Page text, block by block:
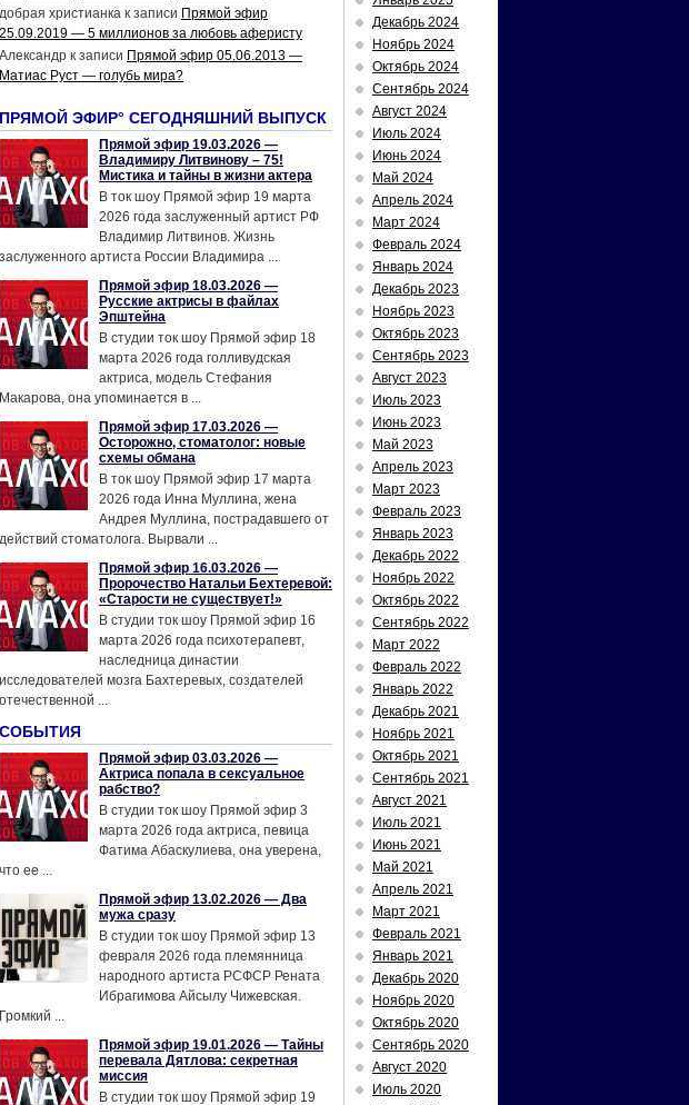
добрая христианка к записи Прямой эфир
25.09.2019 — 5 миллионов за любовь аферисту
Александр к записи Прямой эфир 05.06.2013 —
Матиас Руст — голубь мира?
ПРЯМОЙ ЭФИР° СЕГОДНЯШНИЙ ВЫПУСК
Прямой эфир 19.03.2026 —
Владимиру Литвинову – 75!
Мистика и тайны в жизни актера
В ток шоу Прямой эфир 19 марта
2026 года заслуженный артист РФ
Владимир Литвинов. Жизнь
заслуженного артиста России Владимира ...
Прямой эфир 18.03.2026 —
Русские актрисы в файлах
Эпштейна
В студии ток шоу Прямой эфир 18
марта 2026 года голливудская
актриса, модель Стефания
Макарова, она упоминается в ...
Прямой эфир 17.03.2026 —
Осторожно, стоматолог: новые
схемы обмана
В ток шоу Прямой эфир 17 марта
2026 года Инна Муллина, жена
Андрея Муллина, пострадавшего от
действий стоматолога. Вырвали ...
Прямой эфир 16.03.2026 —
Пророчество Натальи Бехтеревой:
«Старости не существует!»
В студии ток шоу Прямой эфир 16
марта 2026 года психотерапевт,
наследница династии
исследователей мозга Бахтеревых, создателей
отечественной ...
СОБЫТИЯ
Прямой эфир 03.03.2026 —
Актриса попала в сексуальное
рабство?
В студии ток шоу Прямой эфир 3
марта 2026 года актриса, певица
Фатима Абаскулиева, она уверена,
что ее ...
Прямой эфир 13.02.2026 — Два
мужа сразу
В студии ток шоу Прямой эфир 13
февраля 2026 года племянница
народного артиста РСФСР Рената
Ибрагимова Айсылу Чижевская.
Громкий ...
Прямой эфир 19.01.2026 — Тайны
перевала Дятлова: секретная
миссия
В студии ток шоу Прямой эфир 19
Декабрь 2024
Ноябрь 2024
Октябрь 2024
Сентябрь 2024
Август 2024
Июль 2024
Июнь 2024
Май 2024
Апрель 2024
Март 2024
Февраль 2024
Январь 2024
Декабрь 2023
Ноябрь 2023
Октябрь 2023
Сентябрь 2023
Август 2023
Июль 2023
Июнь 2023
Май 2023
Апрель 2023
Март 2023
Февраль 2023
Январь 2023
Декабрь 2022
Ноябрь 2022
Октябрь 2022
Сентябрь 2022
Март 2022
Февраль 2022
Январь 2022
Декабрь 2021
Ноябрь 2021
Октябрь 2021
Сентябрь 2021
Август 2021
Июль 2021
Июнь 2021
Май 2021
Апрель 2021
Март 2021
Февраль 2021
Январь 2021
Декабрь 2020
Ноябрь 2020
Октябрь 2020
Сентябрь 2020
Август 2020
Июль 2020